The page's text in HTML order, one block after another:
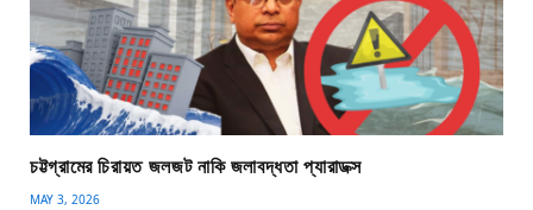
চট্টগ্রামের চিরায়ত জলজট নাকি জলাবদ্ধতা প্যারাডক্স
MAY 3, 2026